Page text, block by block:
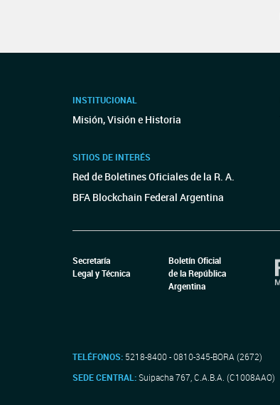
INSTITUCIONAL
Misión, Visión e Historia
SITIOS DE INTERÉS
Red de Boletines Oficiales de la R. A.
BFA Blockchain Federal Argentina
Secretaría
Legal y Técnica
Boletín Oficial
de la República
Argentina
TELÉFONOS: 5218-8400 - 0810-345-BORA (2672)
SEDE CENTRAL:Suipacha 767, C.A.B.A. (C1008AAO)